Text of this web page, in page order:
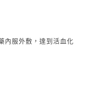
內服外敷，達到活血化